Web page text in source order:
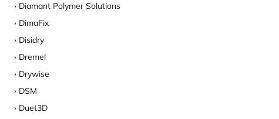
Diamant Polymer Solutions
DimaFix
Disidry
Dremel
Drywise
DSM
Duet3D